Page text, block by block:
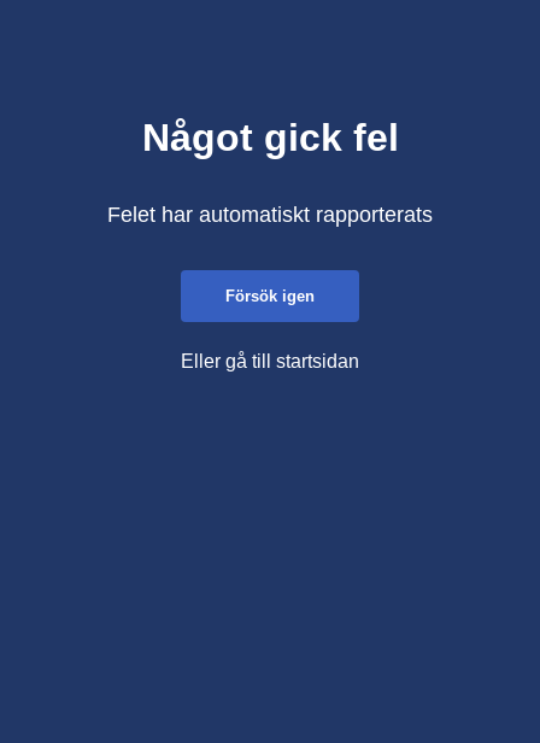
Något gick fel
Felet har automatiskt rapporterats
Försök igen
Eller gå till startsidan